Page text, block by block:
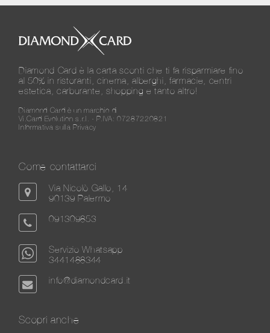
Diamond Card è la carta sconti che ti fa risparmiare fino
al 50% in ristoranti, cinema, alberghi, farmacie, centri
estetica, carburante, shopping e tanto altro!
Diamond Card è un marchio di
Vi.Card Evolution s.r.l. - P.IVA: 07287220821
Informativa sulla Privacy
Come contattarci
Via Nicolò Gallo, 14
90139 Palermo
091309853
Servizio Whatsapp
3441488344
info@diamondcard.it
Scopri anche